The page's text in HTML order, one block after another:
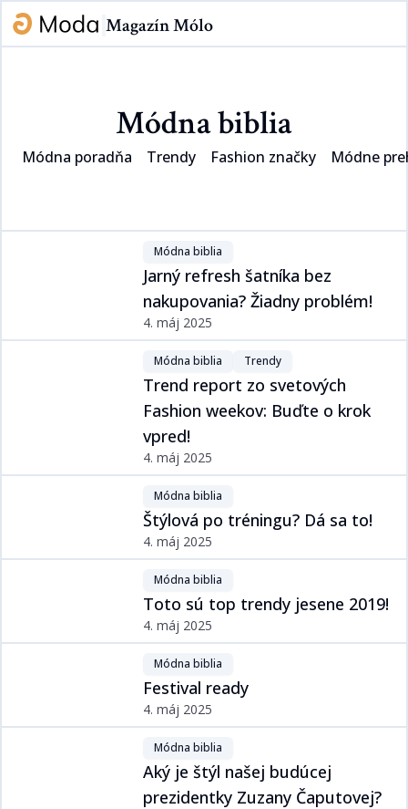
Magazín Mólo
Módna biblia​​​​‌ ‍ ​‍​‍‌‍ ‌ ​‍‌‍‍‌‌‍‌ ‌‍‍‌‌‍ ‍​‍​‍​ ‍‍​‍​‍‌ ​ ‌‍​‌‌‍ ‍‌‍‍‌‌ ‌​‌ ‍‌​‍ ‍‌‍‍‌‌‍ ​‍​‍​‍ ​​‍​‍‌‍‍​‌ ​‍‌‍‌‌‌‍‌‍​‍​‍​ ‍‍​‍​‍‌‍‍​‌ ‌​‌ ‌​‌ ​​​ ‍‍​‍ ​‍ ‌‍ ​‌‍ ‌‍​ ‌‍​‌‌‍ ​‌‍‍​‌‍ ‌ ​ ‌ ‌​​ ‍‍​ ​ ​ ​​​ ​​​ ​​​‍ ‌ ​ ‌ ‌​‌ ‌‌‌‍‌​‌‍‍‌‌‍ ​‍ ‌‍‍‌‌‍ ‍‌ ‌​‌‍‌‌‌‍ ‍‌ ‌​​‍ ‌‍‌‌‌‍‌​‌‍‍‌‌ ‌​​‍ ‌‍ ‌‌‍ ‌‍‌​‌‍‌‌​ ‌‌ ​​‌ ​‍‌‍‌‌‌ ​ ‌‍‌‌‌‍ ‍‌ ‌​‌‍​‌‌ ‌​‌‍‍‌‌‍ ‌‍ ‍​ ‍ ‌‍‍‌‌‍‌​​ ‌‌‍​ ‌‍​‌‌ ‌​‌‍‌‌‌‍‌ ‌‍ ‌ ​‍‌ ‍‌​‍ ‌​ ‌​​ ​ ​ ​ ​ ​‌​ ‍ ‌ ‌​‌ ‍‌‌ ​​‌‍‌‌​ ‌‌‍​ ‌‍​‌‌ ‌​‌‍‌‌‌‍‌ ‌‍ ‌ ​‍‌ ‍‌​ ‍ ‌ ​​‌‍​‌‌ ‌​‌‍‍​​ ‌‌‍ ‍‌‍​‌‌‍ ‌‌‍‌‌​ ‌‍​‍‌‍​‌‌ ​ ‌‍‌‌‌‌‌‌‌ ​‍‌‍ ​​ ‌‌‍‍​‌ ‌​‌ ‌​‌ ​​​‍‌‌​ ​ ‌​​‌​‍‌‌​ ​‍‌​‌‍​‍‌‌​ ​‍‌​‌‍‌‍ ​‌‍ ‌‍​ ‌‍​‌‌‍ ​‌‍‍​‌‍ ‌ ​ ‌ ‌​​‍‌‌​ ​ ‌​​‌​ ​ ​ ​​​ ​​​ ​​​‍‌‌​ ​‍‌​‌‍‌ ​ ‌ ‌​‌ ‌‌‌‍‌​‌‍‍‌‌‍ ​‍‌‍‌‍‍‌‌‍‌​​ ‌‌‍​ ‌‍​‌‌ ‌​‌‍‌‌‌‍‌ ‌‍ ‌ ​‍‌ ‍‌​‍ ‌​ ‌​​ ​ ​ ​ ​ ​‌​‍‌‍‌ ‌​‌ ‍‌‌ ​​‌‍‌‌​ ‌‌‍​ ‌‍​‌‌ ‌​‌‍‌‌‌‍‌ ‌‍ ‌ ​‍‌ ‍‌​‍‌‍‌ ​​‌‍​‌‌ ‌​‌‍‍​​ ‌‌‍ ‍‌‍​‌‌‍ ‌‌‍‌‌​‍‌‍‌ ​​‌‍‌‌‌ ​‍‌ ​ ‌ ​​‌‍‌‌‌‍​ ‌ ‌​‌‍‍‌‌ ‌‍‌‍‌‌​ ‌‌ ​​‌ ‌‌‌‍​‍‌‍ ​‌‍‍‌‌ ​ ‌‍‍​‌‍‌‌‌‍‌​​‍​‍‌ ‌
Módna poradňa Trendy Fashion značky Módne
Módna biblia​​​​‌ ‍ ​‍​‍‌‍ ‌ ​‍‌‍‍‌‌‍‌ ‌‍‍‌‌‍ ‍​‍​‍​ ‍‍​‍​‍‌ ​ ‌‍​‌‌‍ ‍‌‍‍‌‌ ‌​‌ ‍‌​‍ ‍‌‍‍‌‌‍ ​‍​‍​‍ ​​‍​‍‌‍‍​‌ ​‍‌‍‌‌‌‍‌‍​‍​‍​ ‍‍​‍​‍‌‍‍​‌ ‌​‌ ‌​‌ ​​​ ‍‍​‍ ​‍ ‌‍ ​‌‍ ‌‍​ ‌‍​‌‌‍ ​‌‍‍​‌‍ ‌ ​ ‌ ‌​​ ‍‍​ ​ ​ ​​​ ​​​ ​​​‍ ‌ ​ ‌ ‌​‌ ‌‌‌‍‌​‌‍‍‌‌‍ ​‍ ‌‍‍‌‌‍ ‍‌ ‌​‌‍‌‌‌‍ ‍‌ ‌​​‍ ‌‍‌‌‌‍‌​‌‍‍‌‌ ‌​​‍ ‌‍ ‌‌‍ ‌‍‌​‌‍‌‌​ ‌‌ ​​‌ ​‍‌‍‌‌‌ ​ ‌‍‌‌‌‍ ‍‌ ‌​‌‍​‌‌ ‌​‌‍‍‌‌‍ ‌‍ ‍​ ‍ ‌‍‍‌‌‍‌​​ ‌‌‍​ ‌‍​‌‌ ‌​‌‍‌‌‌‍‌ ‌‍ ‌ ​‍‌ ‍‌​‍ ‌​ ‌​​ ​ ​ ​ ​ ​‌​ ‍ ‌ ‌​‌ ‍‌‌ ​​‌‍‌‌​ ‌‌‍​ ‌‍​‌‌ ‌​‌‍‌‌‌‍‌ ‌‍ ‌ ​‍‌ ‍‌​ ‍ ‌ ​​‌‍​‌‌ ‌​‌‍‍​​ ‌‌‍ ‍‌‍​‌‌‍ ‌‌‍‌‌​ ‌‍​‍‌‍​‌‌ ​ ‌‍‌‌‌‌‌‌‌ ​‍‌‍ ​​ ‌‌‍‍​‌ ‌​‌ ‌​‌ ​​​‍‌‌​ ​ ‌​​‌​‍‌‌​ ​‍‌​‌‍​‍‌‌​ ​‍‌​‌‍‌‍ ​‌‍ ‌‍​ ‌‍​‌‌‍ ​‌‍‍​‌‍ ‌ ​ ‌ ‌​​‍‌‌​ ​ ‌​​‌​ ​ ​ ​​​ ​​​ ​​​‍‌‌​ ​‍‌​‌‍‌ ​ ‌ ‌​‌ ‌‌‌‍‌​‌‍‍‌‌‍ ​‍‌‍‌‍‍‌‌‍‌​​ ‌‌‍​ ‌‍​‌‌ ‌​‌‍‌‌‌‍‌ ‌‍ ‌ ​‍‌ ‍‌​‍ ‌​ ‌​​ ​ ​ ​ ​ ​‌​‍‌‍‌ ‌​‌ ‍‌‌ ​​‌‍‌‌​ ‌‌‍​ ‌‍​‌‌ ‌​‌‍‌‌‌‍‌ ‌‍ ‌ ​‍‌ ‍‌​‍‌‍‌ ​​‌‍​‌‌ ‌​‌‍‍​​ ‌‌‍ ‍‌‍​‌‌‍ ‌‌‍‌‌​‍‌‍‌ ​​‌‍‌‌‌ ​‍‌ ​ ‌ ​​‌‍‌‌‌‍​ ‌ ‌​‌‍‍‌‌ ‌‍‌‍‌‌​ ‌‌ ​​‌ ‌‌‌‍​‍‌‍ ​‌‍‍‌‌ ​ ‌‍‍​‌‍‌‌‌‍‌​​‍​‍‌ ‌
Jarný refresh šatníka bez
nakupovania? Žiadny problém!​​​​‌ ‍ ​‍​‍‌‍ ‌ ​‍‌‍‍‌‌‍‌ ‌‍‍‌‌‍ ‍​‍​‍​ ‍‍​‍​‍‌ ​ ‌‍​‌‌‍ ‍‌‍‍‌‌ ‌​‌ ‍‌​‍ ‍‌‍‍‌‌‍ ​‍​‍​‍ ​​‍​‍‌‍‍​‌ ​‍‌‍‌‌‌‍‌‍​‍​‍​ ‍‍​‍​‍‌‍‍​‌ ‌​‌ ‌​‌ ​​​ ‍‍​‍ ​‍ ‌‍ ​‌‍ ‌‍​ ‌‍​‌‌‍ ​‌‍‍​‌‍ ‌ ​ ‌ ‌​​ ‍‍​ ​ ​ ​​​ ​​​ ​​​‍ ‌ ​ ‌ ‌​‌ ‌‌‌‍‌​‌‍‍‌‌‍ ​‍ ‌‍‍‌‌‍ ‍‌ ‌​‌‍‌‌‌‍ ‍‌ ‌​​‍ ‌‍‌‌‌‍‌​‌‍‍‌‌ ‌​​‍ ‌‍ ‌‌‍ ‌‍‌​‌‍‌‌​ ‌‌ ​​‌ ​‍‌‍‌‌‌ ​ ‌‍‌‌‌‍ ‍‌ ‌​‌‍​‌‌ ‌​‌‍‍‌‌‍ ‌‍ ‍​ ‍ ‌‍‍‌‌‍‌​​ ‌‌ ​​‌‍ ‌ ​ ‌ ‌​​‍ ‌​ ‍​​ ​​​ ‌‌​ ‌ ​ ‍‌​ ‌ ​ ‍ ‌ ‌​‌ ‍‌‌ ​​‌‍‌‌​ ‌‌ ​​‌‍ ‌ ​ ‌ ‌​​ ‍ ‌ ​​‌‍​‌‌ ‌​‌‍‍​​ ‌‌ ‌​‌‍‍‌‌ ‌​‌‍ ​‌‍‌‌​ ‌‍​‍‌‍​‌‌ ​ ‌‍‌‌‌‌‌‌‌ ​‍‌‍ ​​ ‌‌‍‍​‌ ‌​‌ ‌​‌ ​​​‍‌‌​ ​ ‌​​‌​‍‌‌​ ​‍‌​‌‍​‍‌‌​ ​‍‌​‌‍‌‍ ​‌‍ ‌‍​ ‌‍​‌‌‍ ​‌‍‍​‌‍ ‌ ​ ‌ ‌​​‍‌‌​ ​ ‌​​‌​ ​ ​ ​​​ ​​​ ​​​‍‌‌​ ​‍‌​‌‍‌ ​ ‌ ‌​‌ ‌‌‌‍‌​‌‍‍‌‌‍ ​‍‌‍‌‍‍‌‌‍‌​​ ‌‌ ​​‌‍ ‌ ​ ‌ ‌​​‍ ‌​ ‍​​ ​​​ ‌‌​ ‌ ​ ‍‌​ ‌ ​‍‌‍‌ ‌​‌ ‍‌‌ ​​‌‍‌‌​ ‌‌ ​​‌‍ ‌ ​ ‌ ‌​​‍‌‍‌ ​​‌‍​‌‌ ‌​‌‍‍​​ ‌‌ ‌​‌‍‍‌‌ ‌​‌‍ ​‌‍‌‌​‍‌‍‌ ​​‌‍‌‌‌ ​‍‌ ​ ‌ ​​‌‍‌‌‌‍​ ‌ ‌​‌‍‍‌‌ ‌‍‌‍‌‌​ ‌‌ ​​‌ ‌‌‌‍​‍‌‍ ​‌‍‍‌‌ ​ ‌‍‍​‌‍‌‌‌‍‌​​‍​‍‌ ‌
4. máj 2025
Módna biblia​​​​‌ ‍ ​‍​‍‌‍ ‌ ​‍‌‍‍‌‌‍‌ ‌‍‍‌‌‍ ‍​‍​‍​ ‍‍​‍​‍‌ ​ ‌‍​‌‌‍ ‍‌‍‍‌‌ ‌​‌ ‍‌​‍ ‍‌‍‍‌‌‍ ​‍​‍​‍ ​​‍​‍‌‍‍​‌ ​‍‌‍‌‌‌‍‌‍​‍​‍​ ‍‍​‍​‍‌‍‍​‌ ‌​‌ ‌​‌ ​​​ ‍‍​‍ ​‍ ‌‍ ​‌‍ ‌‍​ ‌‍​‌‌‍ ​‌‍‍​‌‍ ‌ ​ ‌ ‌​​ ‍‍​ ​ ​ ​​​ ​​​ ​​​‍ ‌ ​ ‌ ‌​‌ ‌‌‌‍‌​‌‍‍‌‌‍ ​‍ ‌‍‍‌‌‍ ‍‌ ‌​‌‍‌‌‌‍ ‍‌ ‌​​‍ ‌‍‌‌‌‍‌​‌‍‍‌‌ ‌​​‍ ‌‍ ‌‌‍ ‌‍‌​‌‍‌‌​ ‌‌ ​​‌ ​‍‌‍‌‌‌ ​ ‌‍‌‌‌‍ ‍‌ ‌​‌‍​‌‌ ‌​‌‍‍‌‌‍ ‌‍ ‍​ ‍ ‌‍‍‌‌‍‌​​ ‌‌‍​ ‌‍​‌‌ ‌​‌‍‌‌‌‍‌ ‌‍ ‌ ​‍‌ ‍‌​‍ ‌​ ‌​​ ​ ​ ​ ​ ​‌​ ‍ ‌ ‌​‌ ‍‌‌ ​​‌‍‌‌​ ‌‌‍​ ‌‍​‌‌ ‌​‌‍‌‌‌‍‌ ‌‍ ‌ ​‍‌ ‍‌​ ‍ ‌ ​​‌‍​‌‌ ‌​‌‍‍​​ ‌‌‍ ‍‌‍​‌‌‍ ‌‌‍‌‌​ ‌‍​‍‌‍​‌‌ ​ ‌‍‌‌‌‌‌‌‌ ​‍‌‍ ​​ ‌‌‍‍​‌ ‌​‌ ‌​‌ ​​​‍‌‌​ ​ ‌​​‌​‍‌‌​ ​‍‌​‌‍​‍‌‌​ ​‍‌​‌‍‌‍ ​‌‍ ‌‍​ ‌‍​‌‌‍ ​‌‍‍​‌‍ ‌ ​ ‌ ‌​​‍‌‌​ ​ ‌​​‌​ ​ ​ ​​​ ​​​ ​​​‍‌‌​ ​‍‌​‌‍‌ ​ ‌ ‌​‌ ‌‌‌‍‌​‌‍‍‌‌‍ ​‍‌‍‌‍‍‌‌‍‌​​ ‌‌‍​ ‌‍​‌‌ ‌​‌‍‌‌‌‍‌ ‌‍ ‌ ​‍‌ ‍‌​‍ ‌​ ‌​​ ​ ​ ​ ​ ​‌​‍‌‍‌ ‌​‌ ‍‌‌ ​​‌‍‌‌​ ‌‌‍​ ‌‍​‌‌ ‌​‌‍‌‌‌‍‌ ‌‍ ‌ ​‍‌ ‍‌​‍‌‍‌ ​​‌‍​‌‌ ‌​‌‍‍​​ ‌‌‍ ‍‌‍​‌‌‍ ‌‌‍‌‌​‍‌‍‌ ​​‌‍‌‌‌ ​‍‌ ​ ‌ ​​‌‍‌‌‌‍​ ‌ ‌​‌‍‍‌‌ ‌‍‌‍‌‌​ ‌‌ ​​‌ ‌‌‌‍​‍‌‍ ​‌‍‍‌‌ ​ ‌‍‍​‌‍‌‌‌‍‌​​‍​‍‌ ‌ Trendy​​​​‌ ‍ ​‍​‍‌‍ ‌ ​‍‌‍‍‌‌‍‌ ‌‍‍‌‌‍ ‍​‍​‍​ ‍‍​‍​‍‌ ​ ‌‍​‌‌‍ ‍‌‍‍‌‌ ‌​‌ ‍‌​‍ ‍‌‍‍‌‌‍ ​‍​‍​‍ ​​‍​‍‌‍‍​‌ ​‍‌‍‌‌‌‍‌‍​‍​‍​ ‍‍​‍​‍‌‍‍​‌ ‌​‌ ‌​‌ ​​​ ‍‍​‍ ​‍ ‌‍ ​‌‍ ‌‍​ ‌‍​‌‌‍ ​‌‍‍​‌‍ ‌ ​ ‌ ‌​​ ‍‍​ ​ ​ ​​​ ​​​ ​​​‍ ‌ ​ ‌ ‌​‌ ‌‌‌‍‌​‌‍‍‌‌‍ ​‍ ‌‍‍‌‌‍ ‍‌ ‌​‌‍‌‌‌‍ ‍‌ ‌​​‍ ‌‍‌‌‌‍‌​‌‍‍‌‌ ‌​​‍ ‌‍ ‌‌‍ ‌‍‌​‌‍‌‌​ ‌‌ ​​‌ ​‍‌‍‌‌‌ ​ ‌‍‌‌‌‍ ‍‌ ‌​‌‍​‌‌ ‌​‌‍‍‌‌‍ ‌‍ ‍​ ‍ ‌‍‍‌‌‍‌​​ ‌‌‍​ ‌‍​‌‌ ‌​‌‍‌‌‌‍‌ ‌‍ ‌ ​‍‌ ‍‌​‍ ‌​ ​‍​ ​ ​ ‍ ‌ ‌​‌ ‍‌‌ ​​‌‍‌‌​ ‌‌‍​ ‌‍​‌‌ ‌​‌‍‌‌‌‍‌ ‌‍ ‌ ​‍‌ ‍‌​ ‍ ‌ ​​‌‍​‌‌ ‌​‌‍‍​​ ‌‌‍ ‍‌‍​‌‌‍ ‌‌‍‌‌​ ‌‍​‍‌‍​‌‌ ​ ‌‍‌‌‌‌‌‌‌ ​‍‌‍ ​​ ‌‌‍‍​‌ ‌​‌ ‌​‌ ​​​‍‌‌​ ​ ‌​​‌​‍‌‌​ ​‍‌​‌‍​‍‌‌​ ​‍‌​‌‍‌‍ ​‌‍ ‌‍​ ‌‍​‌‌‍ ​‌‍‍​‌‍ ‌ ​ ‌ ‌​​‍‌‌​ ​ ‌​​‌​ ​ ​ ​​​ ​​​ ​​​‍‌‌​ ​‍‌​‌‍‌ ​ ‌ ‌​‌ ‌‌‌‍‌​‌‍‍‌‌‍ ​‍‌‍‌‍‍‌‌‍‌​​ ‌‌‍​ ‌‍​‌‌ ‌​‌‍‌‌‌‍‌ ‌‍ ‌ ​‍‌ ‍‌​‍ ‌​ ​‍​ ​ ​‍‌‍‌ ‌​‌ ‍‌‌ ​​‌‍‌‌​ ‌‌‍​ ‌‍​‌‌ ‌​‌‍‌‌‌‍‌ ‌‍ ‌ ​‍‌ ‍‌​‍‌‍‌ ​​‌‍​‌‌ ‌​‌‍‍​​ ‌‌‍ ‍‌‍​‌‌‍ ‌‌‍‌‌​‍‌‍‌ ​​‌‍‌‌‌ ​‍‌ ​ ‌ ​​‌‍‌‌‌‍​ ‌ ‌​‌‍‍‌‌ ‌‍‌‍‌‌​ ‌‌ ​​‌ ‌‌‌‍​‍‌‍ ​‌‍‍‌‌ ​ ‌‍‍​‌‍‌‌‌‍‌​​‍​‍‌ ‌
Trend report zo svetových
Fashion weekov: Buďte o krok
vpred!​​​​‌ ‍ ​‍​‍‌‍ ‌ ​‍‌‍‍‌‌‍‌ ‌‍‍‌‌‍ ‍​‍​‍​ ‍‍​‍​‍‌ ​ ‌‍​‌‌‍ ‍‌‍‍‌‌ ‌​‌ ‍‌​‍ ‍‌‍‍‌‌‍ ​‍​‍​‍ ​​‍​‍‌‍‍​‌ ​‍‌‍‌‌‌‍‌‍​‍​‍​ ‍‍​‍​‍‌‍‍​‌ ‌​‌ ‌​‌ ​​​ ‍‍​‍ ​‍ ‌‍ ​‌‍ ‌‍​ ‌‍​‌‌‍ ​‌‍‍​‌‍ ‌ ​ ‌ ‌​​ ‍‍​ ​ ​ ​​​ ​​​ ​​​‍ ‌ ​ ‌ ‌​‌ ‌‌‌‍‌​‌‍‍‌‌‍ ​‍ ‌‍‍‌‌‍ ‍‌ ‌​‌‍‌‌‌‍ ‍‌ ‌​​‍ ‌‍‌‌‌‍‌​‌‍‍‌‌ ‌​​‍ ‌‍ ‌‌‍ ‌‍‌​‌‍‌‌​ ‌‌ ​​‌ ​‍‌‍‌‌‌ ​ ‌‍‌‌‌‍ ‍‌ ‌​‌‍​‌‌ ‌​‌‍‍‌‌‍ ‌‍ ‍​ ‍ ‌‍‍‌‌‍‌​​ ‌‌ ​​‌‍ ‌ ​ ‌ ‌​​‍ ‌​ ‌ ​ ‌‍​ ​​​ ​‍​ ‌‍​ ‌​​ ‍ ‌ ‌​‌ ‍‌‌ ​​‌‍‌‌​ ‌‌ ​​‌‍ ‌ ​ ‌ ‌​​ ‍ ‌ ​​‌‍​‌‌ ‌​‌‍‍​​ ‌‌ ‌​‌‍‍‌‌ ‌​‌‍ ​‌‍‌‌​ ‌‍​‍‌‍​‌‌ ​ ‌‍‌‌‌‌‌‌‌ ​‍‌‍ ​​ ‌‌‍‍​‌ ‌​‌ ‌​‌ ​​​‍‌‌​ ​ ‌​​‌​‍‌‌​ ​‍‌​‌‍​‍‌‌​ ​‍‌​‌‍‌‍ ​‌‍ ‌‍​ ‌‍​‌‌‍ ​‌‍‍​‌‍ ‌ ​ ‌ ‌​​‍‌‌​ ​ ‌​​‌​ ​ ​ ​​​ ​​​ ​​​‍‌‌​ ​‍‌​‌‍‌ ​ ‌ ‌​‌ ‌‌‌‍‌​‌‍‍‌‌‍ ​‍‌‍‌‍‍‌‌‍‌​​ ‌‌ ​​‌‍ ‌ ​ ‌ ‌​​‍ ‌​ ‌ ​ ‌‍​ ​​​ ​‍​ ‌‍​ ‌​​‍‌‍‌ ‌​‌ ‍‌‌ ​​‌‍‌‌​ ‌‌ ​​‌‍ ‌ ​ ‌ ‌​​‍‌‍‌ ​​‌‍​‌‌ ‌​‌‍‍​​ ‌‌ ‌​‌‍‍‌‌ ‌​‌‍ ​‌‍‌‌​‍‌‍‌ ​​‌‍‌‌‌ ​‍‌ ​ ‌ ​​‌‍‌‌‌‍​ ‌ ‌​‌‍‍‌‌ ‌‍‌‍‌‌​ ‌‌ ​​‌ ‌‌‌‍​‍‌‍ ​‌‍‍‌‌ ​ ‌‍‍​‌‍‌‌‌‍‌​​‍​‍‌ ‌
4. máj 2025
Módna biblia​​​​‌ ‍ ​‍​‍‌‍ ‌ ​‍‌‍‍‌‌‍‌ ‌‍‍‌‌‍ ‍​‍​‍​ ‍‍​‍​‍‌ ​ ‌‍​‌‌‍ ‍‌‍‍‌‌ ‌​‌ ‍‌​‍ ‍‌‍‍‌‌‍ ​‍​‍​‍ ​​‍​‍‌‍‍​‌ ​‍‌‍‌‌‌‍‌‍​‍​‍​ ‍‍​‍​‍‌‍‍​‌ ‌​‌ ‌​‌ ​​​ ‍‍​‍ ​‍ ‌‍ ​‌‍ ‌‍​ ‌‍​‌‌‍ ​‌‍‍​‌‍ ‌ ​ ‌ ‌​​ ‍‍​ ​ ​ ​​​ ​​​ ​​​‍ ‌ ​ ‌ ‌​‌ ‌‌‌‍‌​‌‍‍‌‌‍ ​‍ ‌‍‍‌‌‍ ‍‌ ‌​‌‍‌‌‌‍ ‍‌ ‌​​‍ ‌‍‌‌‌‍‌​‌‍‍‌‌ ‌​​‍ ‌‍ ‌‌‍ ‌‍‌​‌‍‌‌​ ‌‌ ​​‌ ​‍‌‍‌‌‌ ​ ‌‍‌‌‌‍ ‍‌ ‌​‌‍​‌‌ ‌​‌‍‍‌‌‍ ‌‍ ‍​ ‍ ‌‍‍‌‌‍‌​​ ‌‌‍​ ‌‍​‌‌ ‌​‌‍‌‌‌‍‌ ‌‍ ‌ ​‍‌ ‍‌​‍ ‌​ ‌​​ ​ ​ ​ ​ ​‌​ ‍ ‌ ‌​‌ ‍‌‌ ​​‌‍‌‌​ ‌‌‍​ ‌‍​‌‌ ‌​‌‍‌‌‌‍‌ ‌‍ ‌ ​‍‌ ‍‌​ ‍ ‌ ​​‌‍​‌‌ ‌​‌‍‍​​ ‌‌‍ ‍‌‍​‌‌‍ ‌‌‍‌‌​ ‌‍​‍‌‍​‌‌ ​ ‌‍‌‌‌‌‌‌‌ ​‍‌‍ ​​ ‌‌‍‍​‌ ‌​‌ ‌​‌ ​​​‍‌‌​ ​ ‌​​‌​‍‌‌​ ​‍‌​‌‍​‍‌‌​ ​‍‌​‌‍‌‍ ​‌‍ ‌‍​ ‌‍​‌‌‍ ​‌‍‍​‌‍ ‌ ​ ‌ ‌​​‍‌‌​ ​ ‌​​‌​ ​ ​ ​​​ ​​​ ​​​‍‌‌​ ​‍‌​‌‍‌ ​ ‌ ‌​‌ ‌‌‌‍‌​‌‍‍‌‌‍ ​‍‌‍‌‍‍‌‌‍‌​​ ‌‌‍​ ‌‍​‌‌ ‌​‌‍‌‌‌‍‌ ‌‍ ‌ ​‍‌ ‍‌​‍ ‌​ ‌​​ ​ ​ ​ ​ ​‌​‍‌‍‌ ‌​‌ ‍‌‌ ​​‌‍‌‌​ ‌‌‍​ ‌‍​‌‌ ‌​‌‍‌‌‌‍‌ ‌‍ ‌ ​‍‌ ‍‌​‍‌‍‌ ​​‌‍​‌‌ ‌​‌‍‍​​ ‌‌‍ ‍‌‍​‌‌‍ ‌‌‍‌‌​‍‌‍‌ ​​‌‍‌‌‌ ​‍‌ ​ ‌ ​​‌‍‌‌‌‍​ ‌ ‌​‌‍‍‌‌ ‌‍‌‍‌‌​ ‌‌ ​​‌ ‌‌‌‍​‍‌‍ ​‌‍‍‌‌ ​ ‌‍‍​‌‍‌‌‌‍‌​​‍​‍‌ ‌
Štýlová po tréningu? Dá sa to!​​​​‌ ‍ ​‍​‍‌‍ ‌ ​‍‌‍‍‌‌‍‌ ‌‍‍‌‌‍ ‍​‍​‍​ ‍‍​‍​‍‌ ​ ‌‍​‌‌‍ ‍‌‍‍‌‌ ‌​‌ ‍‌​‍ ‍‌‍‍‌‌‍ ​‍​‍​‍ ​​‍​‍‌‍‍​‌ ​‍‌‍‌‌‌‍‌‍​‍​‍​ ‍‍​‍​‍‌‍‍​‌ ‌​‌ ‌​‌ ​​​ ‍‍​‍ ​‍ ‌‍ ​‌‍ ‌‍​ ‌‍​‌‌‍ ​‌‍‍​‌‍ ‌ ​ ‌ ‌​​ ‍‍​ ​ ​ ​​​ ​​​ ​​​‍ ‌ ​ ‌ ‌​‌ ‌‌‌‍‌​‌‍‍‌‌‍ ​‍ ‌‍‍‌‌‍ ‍‌ ‌​‌‍‌‌‌‍ ‍‌ ‌​​‍ ‌‍‌‌‌‍‌​‌‍‍‌‌ ‌​​‍ ‌‍ ‌‌‍ ‌‍‌​‌‍‌‌​ ‌‌ ​​‌ ​‍‌‍‌‌‌ ​ ‌‍‌‌‌‍ ‍‌ ‌​‌‍​‌‌ ‌​‌‍‍‌‌‍ ‌‍ ‍​ ‍ ‌‍‍‌‌‍‌​​ ‌‌ ​​‌‍ ‌ ​ ‌ ‌​​‍ ‌​ ‌ ​ ​‍​ ‍‌​ ​‍​ ‍​​ ‍​​ ‍ ‌ ‌​‌ ‍‌‌ ​​‌‍‌‌​ ‌‌ ​​‌‍ ‌ ​ ‌ ‌​​ ‍ ‌ ​​‌‍​‌‌ ‌​‌‍‍​​ ‌‌ ‌​‌‍‍‌‌ ‌​‌‍ ​‌‍‌‌​ ‌‍​‍‌‍​‌‌ ​ ‌‍‌‌‌‌‌‌‌ ​‍‌‍ ​​ ‌‌‍‍​‌ ‌​‌ ‌​‌ ​​​‍‌‌​ ​ ‌​​‌​‍‌‌​ ​‍‌​‌‍​‍‌‌​ ​‍‌​‌‍‌‍ ​‌‍ ‌‍​ ‌‍​‌‌‍ ​‌‍‍​‌‍ ‌ ​ ‌ ‌​​‍‌‌​ ​ ‌​​‌​ ​ ​ ​​​ ​​​ ​​​‍‌‌​ ​‍‌​‌‍‌ ​ ‌ ‌​‌ ‌‌‌‍‌​‌‍‍‌‌‍ ​‍‌‍‌‍‍‌‌‍‌​​ ‌‌ ​​‌‍ ‌ ​ ‌ ‌​​‍ ‌​ ‌ ​ ​‍​ ‍‌​ ​‍​ ‍​​ ‍​​‍‌‍‌ ‌​‌ ‍‌‌ ​​‌‍‌‌​ ‌‌ ​​‌‍ ‌ ​ ‌ ‌​​‍‌‍‌ ​​‌‍​‌‌ ‌​‌‍‍​​ ‌‌ ‌​‌‍‍‌‌ ‌​‌‍ ​‌‍‌‌​‍‌‍‌ ​​‌‍‌‌‌ ​‍‌ ​ ‌ ​​‌‍‌‌‌‍​ ‌ ‌​‌‍‍‌‌ ‌‍‌‍‌‌​ ‌‌ ​​‌ ‌‌‌‍​‍‌‍ ​‌‍‍‌‌ ​ ‌‍‍​‌‍‌‌‌‍‌​​‍​‍‌ ‌
4. máj 2025
Módna biblia​​​​‌ ‍ ​‍​‍‌‍ ‌ ​‍‌‍‍‌‌‍‌ ‌‍‍‌‌‍ ‍​‍​‍​ ‍‍​‍​‍‌ ​ ‌‍​‌‌‍ ‍‌‍‍‌‌ ‌​‌ ‍‌​‍ ‍‌‍‍‌‌‍ ​‍​‍​‍ ​​‍​‍‌‍‍​‌ ​‍‌‍‌‌‌‍‌‍​‍​‍​ ‍‍​‍​‍‌‍‍​‌ ‌​‌ ‌​‌ ​​​ ‍‍​‍ ​‍ ‌‍ ​‌‍ ‌‍​ ‌‍​‌‌‍ ​‌‍‍​‌‍ ‌ ​ ‌ ‌​​ ‍‍​ ​ ​ ​​​ ​​​ ​​​‍ ‌ ​ ‌ ‌​‌ ‌‌‌‍‌​‌‍‍‌‌‍ ​‍ ‌‍‍‌‌‍ ‍‌ ‌​‌‍‌‌‌‍ ‍‌ ‌​​‍ ‌‍‌‌‌‍‌​‌‍‍‌‌ ‌​​‍ ‌‍ ‌‌‍ ‌‍‌​‌‍‌‌​ ‌‌ ​​‌ ​‍‌‍‌‌‌ ​ ‌‍‌‌‌‍ ‍‌ ‌​‌‍​‌‌ ‌​‌‍‍‌‌‍ ‌‍ ‍​ ‍ ‌‍‍‌‌‍‌​​ ‌‌‍​ ‌‍​‌‌ ‌​‌‍‌‌‌‍‌ ‌‍ ‌ ​‍‌ ‍‌​‍ ‌​ ‌​​ ​ ​ ​ ​ ​‌​ ‍ ‌ ‌​‌ ‍‌‌ ​​‌‍‌‌​ ‌‌‍​ ‌‍​‌‌ ‌​‌‍‌‌‌‍‌ ‌‍ ‌ ​‍‌ ‍‌​ ‍ ‌ ​​‌‍​‌‌ ‌​‌‍‍​​ ‌‌‍ ‍‌‍​‌‌‍ ‌‌‍‌‌​ ‌‍​‍‌‍​‌‌ ​ ‌‍‌‌‌‌‌‌‌ ​‍‌‍ ​​ ‌‌‍‍​‌ ‌​‌ ‌​‌ ​​​‍‌‌​ ​ ‌​​‌​‍‌‌​ ​‍‌​‌‍​‍‌‌​ ​‍‌​‌‍‌‍ ​‌‍ ‌‍​ ‌‍​‌‌‍ ​‌‍‍​‌‍ ‌ ​ ‌ ‌​​‍‌‌​ ​ ‌​​‌​ ​ ​ ​​​ ​​​ ​​​‍‌‌​ ​‍‌​‌‍‌ ​ ‌ ‌​‌ ‌‌‌‍‌​‌‍‍‌‌‍ ​‍‌‍‌‍‍‌‌‍‌​​ ‌‌‍​ ‌‍​‌‌ ‌​‌‍‌‌‌‍‌ ‌‍ ‌ ​‍‌ ‍‌​‍ ‌​ ‌​​ ​ ​ ​ ​ ​‌​‍‌‍‌ ‌​‌ ‍‌‌ ​​‌‍‌‌​ ‌‌‍​ ‌‍​‌‌ ‌​‌‍‌‌‌‍‌ ‌‍ ‌ ​‍‌ ‍‌​‍‌‍‌ ​​‌‍​‌‌ ‌​‌‍‍​​ ‌‌‍ ‍‌‍​‌‌‍ ‌‌‍‌‌​‍‌‍‌ ​​‌‍‌‌‌ ​‍‌ ​ ‌ ​​‌‍‌‌‌‍​ ‌ ‌​‌‍‍‌‌ ‌‍‌‍‌‌​ ‌‌ ​​‌ ‌‌‌‍​‍‌‍ ​‌‍‍‌‌ ​ ‌‍‍​‌‍‌‌‌‍‌​​‍​‍‌ ‌
Toto sú top trendy jesene 2019!​​​​‌ ‍ ​‍​‍‌‍ ‌ ​‍‌‍‍‌‌‍‌ ‌‍‍‌‌‍ ‍​‍​‍​ ‍‍​‍​‍‌ ​ ‌‍​‌‌‍ ‍‌‍‍‌‌ ‌​‌ ‍‌​‍ ‍‌‍‍‌‌‍ ​‍​‍​‍ ​​‍​‍‌‍‍​‌ ​‍‌‍‌‌‌‍‌‍​‍​‍​ ‍‍​‍​‍‌‍‍​‌ ‌​‌ ‌​‌ ​​​ ‍‍​‍ ​‍ ‌‍ ​‌‍ ‌‍​ ‌‍​‌‌‍ ​‌‍‍​‌‍ ‌ ​ ‌ ‌​​ ‍‍​ ​ ​ ​​​ ​​​ ​​​‍ ‌ ​ ‌ ‌​‌ ‌‌‌‍‌​‌‍‍‌‌‍ ​‍ ‌‍‍‌‌‍ ‍‌ ‌​‌‍‌‌‌‍ ‍‌ ‌​​‍ ‌‍‌‌‌‍‌​‌‍‍‌‌ ‌​​‍ ‌‍ ‌‌‍ ‌‍‌​‌‍‌‌​ ‌‌ ​​‌ ​‍‌‍‌‌‌ ​ ‌‍‌‌‌‍ ‍‌ ‌​‌‍​‌‌ ‌​‌‍‍‌‌‍ ‌‍ ‍​ ‍ ‌‍‍‌‌‍‌​​ ‌‌ ​​‌‍ ‌ ​ ‌ ‌​​‍ ‌​ ‌ ​ ​‍​ ‌​​ ‌​​ ‌‍​ ‌​​ ‍ ‌ ‌​‌ ‍‌‌ ​​‌‍‌‌​ ‌‌ ​​‌‍ ‌ ​ ‌ ‌​​ ‍ ‌ ​​‌‍​‌‌ ‌​‌‍‍​​ ‌‌ ‌​‌‍‍‌‌ ‌​‌‍ ​‌‍‌‌​ ‌‍​‍‌‍​‌‌ ​ ‌‍‌‌‌‌‌‌‌ ​‍‌‍ ​​ ‌‌‍‍​‌ ‌​‌ ‌​‌ ​​​‍‌‌​ ​ ‌​​‌​‍‌‌​ ​‍‌​‌‍​‍‌‌​ ​‍‌​‌‍‌‍ ​‌‍ ‌‍​ ‌‍​‌‌‍ ​‌‍‍​‌‍ ‌ ​ ‌ ‌​​‍‌‌​ ​ ‌​​‌​ ​ ​ ​​​ ​​​ ​​​‍‌‌​ ​‍‌​‌‍‌ ​ ‌ ‌​‌ ‌‌‌‍‌​‌‍‍‌‌‍ ​‍‌‍‌‍‍‌‌‍‌​​ ‌‌ ​​‌‍ ‌ ​ ‌ ‌​​‍ ‌​ ‌ ​ ​‍​ ‌​​ ‌​​ ‌‍​ ‌​​‍‌‍‌ ‌​‌ ‍‌‌ ​​‌‍‌‌​ ‌‌ ​​‌‍ ‌ ​ ‌ ‌​​‍‌‍‌ ​​‌‍​‌‌ ‌​‌‍‍​​ ‌‌ ‌​‌‍‍‌‌ ‌​‌‍ ​‌‍‌‌​‍‌‍‌ ​​‌‍‌‌‌ ​‍‌ ​ ‌ ​​‌‍‌‌‌‍​ ‌ ‌​‌‍‍‌‌ ‌‍‌‍‌‌​ ‌‌ ​​‌ ‌‌‌‍​‍‌‍ ​‌‍‍‌‌ ​ ‌‍‍​‌‍‌‌‌‍‌​​‍​‍‌ ‌
4. máj 2025
Módna biblia​​​​‌ ‍ ​‍​‍‌‍ ‌ ​‍‌‍‍‌‌‍‌ ‌‍‍‌‌‍ ‍​‍​‍​ ‍‍​‍​‍‌ ​ ‌‍​‌‌‍ ‍‌‍‍‌‌ ‌​‌ ‍‌​‍ ‍‌‍‍‌‌‍ ​‍​‍​‍ ​​‍​‍‌‍‍​‌ ​‍‌‍‌‌‌‍‌‍​‍​‍​ ‍‍​‍​‍‌‍‍​‌ ‌​‌ ‌​‌ ​​​ ‍‍​‍ ​‍ ‌‍ ​‌‍ ‌‍​ ‌‍​‌‌‍ ​‌‍‍​‌‍ ‌ ​ ‌ ‌​​ ‍‍​ ​ ​ ​​​ ​​​ ​​​‍ ‌ ​ ‌ ‌​‌ ‌‌‌‍‌​‌‍‍‌‌‍ ​‍ ‌‍‍‌‌‍ ‍‌ ‌​‌‍‌‌‌‍ ‍‌ ‌​​‍ ‌‍‌‌‌‍‌​‌‍‍‌‌ ‌​​‍ ‌‍ ‌‌‍ ‌‍‌​‌‍‌‌​ ‌‌ ​​‌ ​‍‌‍‌‌‌ ​ ‌‍‌‌‌‍ ‍‌ ‌​‌‍​‌‌ ‌​‌‍‍‌‌‍ ‌‍ ‍​ ‍ ‌‍‍‌‌‍‌​​ ‌‌‍​ ‌‍​‌‌ ‌​‌‍‌‌‌‍‌ ‌‍ ‌ ​‍‌ ‍‌​‍ ‌​ ‌​​ ​ ​ ​ ​ ​‌​ ‍ ‌ ‌​‌ ‍‌‌ ​​‌‍‌‌​ ‌‌‍​ ‌‍​‌‌ ‌​‌‍‌‌‌‍‌ ‌‍ ‌ ​‍‌ ‍‌​ ‍ ‌ ​​‌‍​‌‌ ‌​‌‍‍​​ ‌‌‍ ‍‌‍​‌‌‍ ‌‌‍‌‌​ ‌‍​‍‌‍​‌‌ ​ ‌‍‌‌‌‌‌‌‌ ​‍‌‍ ​​ ‌‌‍‍​‌ ‌​‌ ‌​‌ ​​​‍‌‌​ ​ ‌​​‌​‍‌‌​ ​‍‌​‌‍​‍‌‌​ ​‍‌​‌‍‌‍ ​‌‍ ‌‍​ ‌‍​‌‌‍ ​‌‍‍​‌‍ ‌ ​ ‌ ‌​​‍‌‌​ ​ ‌​​‌​ ​ ​ ​​​ ​​​ ​​​‍‌‌​ ​‍‌​‌‍‌ ​ ‌ ‌​‌ ‌‌‌‍‌​‌‍‍‌‌‍ ​‍‌‍‌‍‍‌‌‍‌​​ ‌‌‍​ ‌‍​‌‌ ‌​‌‍‌‌‌‍‌ ‌‍ ‌ ​‍‌ ‍‌​‍ ‌​ ‌​​ ​ ​ ​ ​ ​‌​‍‌‍‌ ‌​‌ ‍‌‌ ​​‌‍‌‌​ ‌‌‍​ ‌‍​‌‌ ‌​‌‍‌‌‌‍‌ ‌‍ ‌ ​‍‌ ‍‌​‍‌‍‌ ​​‌‍​‌‌ ‌​‌‍‍​​ ‌‌‍ ‍‌‍​‌‌‍ ‌‌‍‌‌​‍‌‍‌ ​​‌‍‌‌‌ ​‍‌ ​ ‌ ​​‌‍‌‌‌‍​ ‌ ‌​‌‍‍‌‌ ‌‍‌‍‌‌​ ‌‌ ​​‌ ‌‌‌‍​‍‌‍ ​‌‍‍‌‌ ​ ‌‍‍​‌‍‌‌‌‍‌​​‍​‍‌ ‌
Festival ready​​​​‌ ‍ ​‍​‍‌‍ ‌ ​‍‌‍‍‌‌‍‌ ‌‍‍‌‌‍ ‍​‍​‍​ ‍‍​‍​‍‌ ​ ‌‍​‌‌‍ ‍‌‍‍‌‌ ‌​‌ ‍‌​‍ ‍‌‍‍‌‌‍ ​‍​‍​‍ ​​‍​‍‌‍‍​‌ ​‍‌‍‌‌‌‍‌‍​‍​‍​ ‍‍​‍​‍‌‍‍​‌ ‌​‌ ‌​‌ ​​​ ‍‍​‍ ​‍ ‌‍ ​‌‍ ‌‍​ ‌‍​‌‌‍ ​‌‍‍​‌‍ ‌ ​ ‌ ‌​​ ‍‍​ ​ ​ ​​​ ​​​ ​​​‍ ‌ ​ ‌ ‌​‌ ‌‌‌‍‌​‌‍‍‌‌‍ ​‍ ‌‍‍‌‌‍ ‍‌ ‌​‌‍‌‌‌‍ ‍‌ ‌​​‍ ‌‍‌‌‌‍‌​‌‍‍‌‌ ‌​​‍ ‌‍ ‌‌‍ ‌‍‌​‌‍‌‌​ ‌‌ ​​‌ ​‍‌‍‌‌‌ ​ ‌‍‌‌‌‍ ‍‌ ‌​‌‍​‌‌ ‌​‌‍‍‌‌‍ ‌‍ ‍​ ‍ ‌‍‍‌‌‍‌​​ ‌‌ ​​‌‍ ‌ ​ ‌ ‌​​‍ ‌​ ‌ ​ ​​​ ​‌​ ‍‌​ ‍‌​ ​ ​ ‍ ‌ ‌​‌ ‍‌‌ ​​‌‍‌‌​ ‌‌ ​​‌‍ ‌ ​ ‌ ‌​​ ‍ ‌ ​​‌‍​‌‌ ‌​‌‍‍​​ ‌‌ ‌​‌‍‍‌‌ ‌​‌‍ ​‌‍‌‌​ ‌‍​‍‌‍​‌‌ ​ ‌‍‌‌‌‌‌‌‌ ​‍‌‍ ​​ ‌‌‍‍​‌ ‌​‌ ‌​‌ ​​​‍‌‌​ ​ ‌​​‌​‍‌‌​ ​‍‌​‌‍​‍‌‌​ ​‍‌​‌‍‌‍ ​‌‍ ‌‍​ ‌‍​‌‌‍ ​‌‍‍​‌‍ ‌ ​ ‌ ‌​​‍‌‌​ ​ ‌​​‌​ ​ ​ ​​​ ​​​ ​​​‍‌‌​ ​‍‌​‌‍‌ ​ ‌ ‌​‌ ‌‌‌‍‌​‌‍‍‌‌‍ ​‍‌‍‌‍‍‌‌‍‌​​ ‌‌ ​​‌‍ ‌ ​ ‌ ‌​​‍ ‌​ ‌ ​ ​​​ ​‌​ ‍‌​ ‍‌​ ​ ​‍‌‍‌ ‌​‌ ‍‌‌ ​​‌‍‌‌​ ‌‌ ​​‌‍ ‌ ​ ‌ ‌​​‍‌‍‌ ​​‌‍​‌‌ ‌​‌‍‍​​ ‌‌ ‌​‌‍‍‌‌ ‌​‌‍ ​‌‍‌‌​‍‌‍‌ ​​‌‍‌‌‌ ​‍‌ ​ ‌ ​​‌‍‌‌‌‍​ ‌ ‌​‌‍‍‌‌ ‌‍‌‍‌‌​ ‌‌ ​​‌ ‌‌‌‍​‍‌‍ ​‌‍‍‌‌ ​ ‌‍‍​‌‍‌‌‌‍‌​​‍​‍‌ ‌
4. máj 2025
Módna biblia​​​​‌ ‍ ​‍​‍‌‍ ‌ ​‍‌‍‍‌‌‍‌ ‌‍‍‌‌‍ ‍​‍​‍​ ‍‍​‍​‍‌ ​ ‌‍​‌‌‍ ‍‌‍‍‌‌ ‌​‌ ‍‌​‍ ‍‌‍‍‌‌‍ ​‍​‍​‍ ​​‍​‍‌‍‍​‌ ​‍‌‍‌‌‌‍‌‍​‍​‍​ ‍‍​‍​‍‌‍‍​‌ ‌​‌ ‌​‌ ​​​ ‍‍​‍ ​‍ ‌‍ ​‌‍ ‌‍​ ‌‍​‌‌‍ ​‌‍‍​‌‍ ‌ ​ ‌ ‌​​ ‍‍​ ​ ​ ​​​ ​​​ ​​​‍ ‌ ​ ‌ ‌​‌ ‌‌‌‍‌​‌‍‍‌‌‍ ​‍ ‌‍‍‌‌‍ ‍‌ ‌​‌‍‌‌‌‍ ‍‌ ‌​​‍ ‌‍‌‌‌‍‌​‌‍‍‌‌ ‌​​‍ ‌‍ ‌‌‍ ‌‍‌​‌‍‌‌​ ‌‌ ​​‌ ​‍‌‍‌‌‌ ​ ‌‍‌‌‌‍ ‍‌ ‌​‌‍​‌‌ ‌​‌‍‍‌‌‍ ‌‍ ‍​ ‍ ‌‍‍‌‌‍‌​​ ‌‌‍​ ‌‍​‌‌ ‌​‌‍‌‌‌‍‌ ‌‍ ‌ ​‍‌ ‍‌​‍ ‌​ ‌​​ ​ ​ ​ ​ ​‌​ ‍ ‌ ‌​‌ ‍‌‌ ​​‌‍‌‌​ ‌‌‍​ ‌‍​‌‌ ‌​‌‍‌‌‌‍‌ ‌‍ ‌ ​‍‌ ‍‌​ ‍ ‌ ​​‌‍​‌‌ ‌​‌‍‍​​ ‌‌‍ ‍‌‍​‌‌‍ ‌‌‍‌‌​ ‌‍​‍‌‍​‌‌ ​ ‌‍‌‌‌‌‌‌‌ ​‍‌‍ ​​ ‌‌‍‍​‌ ‌​‌ ‌​‌ ​​​‍‌‌​ ​ ‌​​‌​‍‌‌​ ​‍‌​‌‍​‍‌‌​ ​‍‌​‌‍‌‍ ​‌‍ ‌‍​ ‌‍​‌‌‍ ​‌‍‍​‌‍ ‌ ​ ‌ ‌​​‍‌‌​ ​ ‌​​‌​ ​ ​ ​​​ ​​​ ​​​‍‌‌​ ​‍‌​‌‍‌ ​ ‌ ‌​‌ ‌‌‌‍‌​‌‍‍‌‌‍ ​‍‌‍‌‍‍‌‌‍‌​​ ‌‌‍​ ‌‍​‌‌ ‌​‌‍‌‌‌‍‌ ‌‍ ‌ ​‍‌ ‍‌​‍ ‌​ ‌​​ ​ ​ ​ ​ ​‌​‍‌‍‌ ‌​‌ ‍‌‌ ​​‌‍‌‌​ ‌‌‍​ ‌‍​‌‌ ‌​‌‍‌‌‌‍‌ ‌‍ ‌ ​‍‌ ‍‌​‍‌‍‌ ​​‌‍​‌‌ ‌​‌‍‍​​ ‌‌‍ ‍‌‍​‌‌‍ ‌‌‍‌‌​‍‌‍‌ ​​‌‍‌‌‌ ​‍‌ ​ ‌ ​​‌‍‌‌‌‍​ ‌ ‌​‌‍‍‌‌ ‌‍‌‍‌‌​ ‌‌ ​​‌ ‌‌‌‍​‍‌‍ ​‌‍‍‌‌ ​ ‌‍‍​‌‍‌‌‌‍‌​​‍​‍‌ ‌
Aký je štýl našej budúcej
prezidentky Zuzany Čaputovej?​​​​‌ ‍ ​‍​‍‌‍ ‌ ​‍‌‍‍‌‌‍‌ ‌‍‍‌‌‍ ‍​‍​‍​ ‍‍​‍​‍‌ ​ ‌‍​‌‌‍ ‍‌‍‍‌‌ ‌​‌ ‍‌​‍ ‍‌‍‍‌‌‍ ​‍​‍​‍ ​​‍​‍‌‍‍​‌ ​‍‌‍‌‌‌‍‌‍​‍​‍​ ‍‍​‍​‍‌‍‍​‌ ‌​‌ ‌​‌ ​​​ ‍‍​‍ ​‍ ‌‍ ​‌‍ ‌‍​ ‌‍​‌‌‍ ​‌‍‍​‌‍ ‌ ​ ‌ ‌​​ ‍‍​ ​ ​ ​​​ ​​​ ​​​‍ ‌ ​ ‌ ‌​‌ ‌‌‌‍‌​‌‍‍‌‌‍ ​‍ ‌‍‍‌‌‍ ‍‌ ‌​‌‍‌‌‌‍ ‍‌ ‌​​‍ ‌‍‌‌‌‍‌​‌‍‍‌‌ ‌​​‍ ‌‍ ‌‌‍ ‌‍‌​‌‍‌‌​ ‌‌ ​​‌ ​‍‌‍‌‌‌ ​ ‌‍‌‌‌‍ ‍‌ ‌​‌‍​‌‌ ‌​‌‍‍‌‌‍ ‌‍ ‍​ ‍ ‌‍‍‌‌‍‌​​ ‌‌ ​​‌‍ ‌ ​ ‌ ‌​​‍ ‌​ ‌‍​ ‌‌​ ‌​​ ‌‍​ ‌ ​ ‍​​ ‍ ‌ ‌​‌ ‍‌‌ ​​‌‍‌‌​ ‌‌ ​​‌‍ ‌ ​ ‌ ‌​​ ‍ ‌ ​​‌‍​‌‌ ‌​‌‍‍​​ ‌‌ ‌​‌‍‍‌‌ ‌​‌‍ ​‌‍‌‌​ ‌‍​‍‌‍​‌‌ ​ ‌‍‌‌‌‌‌‌‌ ​‍‌‍ ​​ ‌‌‍‍​‌ ‌​‌ ‌​‌ ​​​‍‌‌​ ​ ‌​​‌​‍‌‌​ ​‍‌​‌‍​‍‌‌​ ​‍‌​‌‍‌‍ ​‌‍ ‌‍​ ‌‍​‌‌‍ ​‌‍‍​‌‍ ‌ ​ ‌ ‌​​‍‌‌​ ​ ‌​​‌​ ​ ​ ​​​ ​​​ ​​​‍‌‌​ ​‍‌​‌‍‌ ​ ‌ ‌​‌ ‌‌‌‍‌​‌‍‍‌‌‍ ​‍‌‍‌‍‍‌‌‍‌​​ ‌‌ ​​‌‍ ‌ ​ ‌ ‌​​‍ ‌​ ‌‍​ ‌‌​ ‌​​ ‌‍​ ‌ ​ ‍​​‍‌‍‌ ‌​‌ ‍‌‌ ​​‌‍‌‌​ ‌‌ ​​‌‍ ‌ ​ ‌ ‌​​‍‌‍‌ ​​‌‍​‌‌ ‌​‌‍‍​​ ‌‌ ‌​‌‍‍‌‌ ‌​‌‍ ​‌‍‌‌​‍‌‍‌ ​​‌‍‌‌‌ ​‍‌ ​ ‌ ​​‌‍‌‌‌‍​ ‌ ‌​‌‍‍‌‌ ‌‍‌‍‌‌​ ‌‌ ​​‌ ‌‌‌‍​‍‌‍ ​‌‍‍‌‌ ​ ‌‍‍​‌‍‌‌‌‍‌​​‍​‍‌ ‌